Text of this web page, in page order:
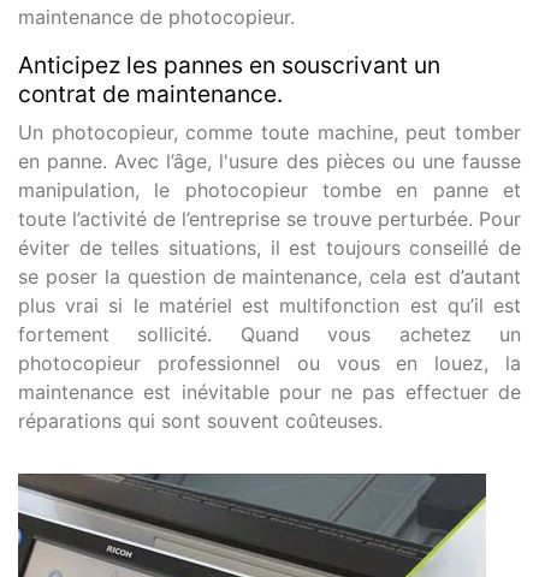
maintenance de photocopieur.
Anticipez les pannes en souscrivant un
contrat de maintenance.
Un photocopieur, comme toute machine, peut tomber
en panne. Avec l’âge, l'usure des pièces ou une fausse
manipulation, le photocopieur tombe en panne et
toute l’activité de l’entreprise se trouve perturbée. Pour
éviter de telles situations, il est toujours conseillé de
se poser la question de maintenance, cela est d’autant
plus vrai si le matériel est multifonction est qu’il est
fortement sollicité. Quand vous achetez un
photocopieur professionnel ou vous en louez, la
maintenance est inévitable pour ne pas effectuer de
réparations qui sont souvent coûteuses.